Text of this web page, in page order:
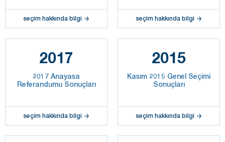
seçim hakkında bilgi seçim hakkında bilgi
2017
2017 Anayasa
Referandumu Sonuçları
seçim hakkında bilgi
2015
Kasım 2015 Genel Seçimi
Sonuçları
seçim hakkında bilgi